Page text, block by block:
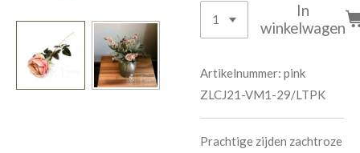
In
winkelwagen
Artikelnummer: pink
ZLCJ21-VM1-29/LTPK
Prachtige zijden zachtroze